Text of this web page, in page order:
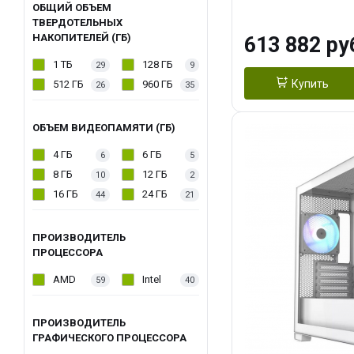
ОБЩИЙ ОБЪЕМ
ТВЕРДОТЕЛЬНЫХ
НАКОПИТЕЛЕЙ (ГБ)
1 ТБ 29 128 ГБ 9
512 ГБ 26 960 ГБ 35
ОБЪЕМ ВИДЕОПАМЯТИ (ГБ)
4 ГБ 6 6 ГБ 5
8 ГБ 10 12 ГБ 2
16 ГБ 44 24 ГБ 21
ПРОИЗВОДИТЕЛЬ
ПРОЦЕССОРА
AMD 59 Intel 40
ПРОИЗВОДИТЕЛЬ
ГРАФИЧЕСКОГО ПРОЦЕССОРА
Turbo/ 960 ГБ
613 882
Купить